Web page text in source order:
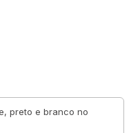
preto e branco no